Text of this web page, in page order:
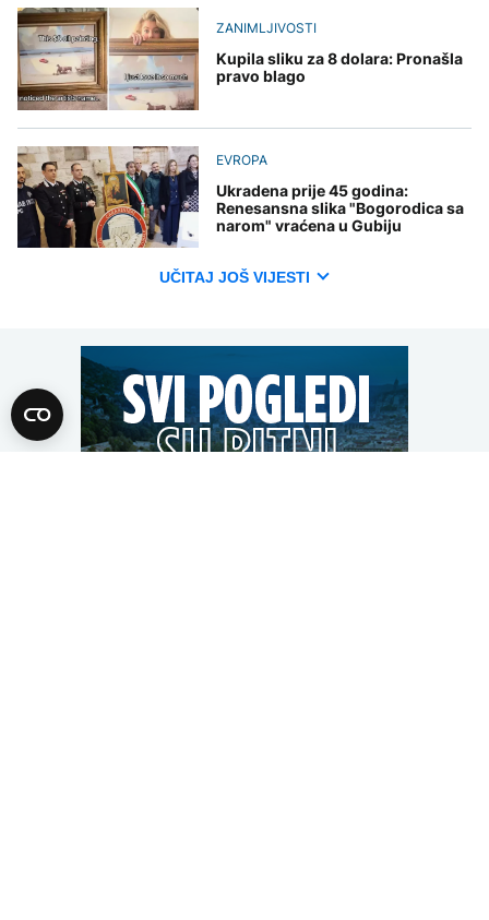
ZANIMLJIVOSTI
Kupila sliku za 8 dolara: Pronašla
pravo blago
EVROPA
Ukradena prije 45 godina:
Renesansna slika "Bogorodica sa
narom" vraćena u Gubiju
UČITAJ JOŠ VIJESTI